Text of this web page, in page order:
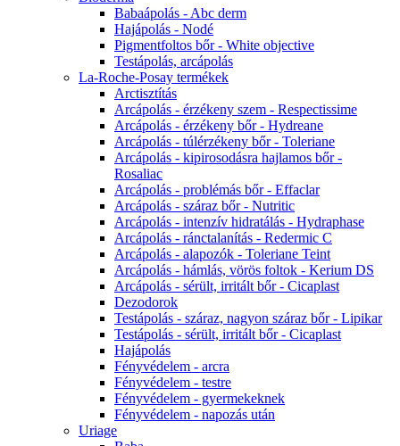
Babaápolás - Abc derm
Hajápolás - Nodé
Pigmentfoltos bőr - White objective
Testápolás, arcápolás
La-Roche-Posay termékek
Arctisztítás
Arcápolás - érzékeny szem - Respectissime
Arcápolás - érzékeny bőr - Hydreane
Arcápolás - túlérzékeny bőr - Toleriane
Arcápolás - kipirosodásra hajlamos bőr -
Rosaliac
Arcápolás - problémás bőr - Effaclar
Arcápolás - száraz bőr - Nutritic
Arcápolás - intenzív hidratálás - Hydraphase
Arcápolás - ránctalanítás - Redermic C
Arcápolás - alapozók - Toleriane Teint
Arcápolás - hámlás, vörös foltok - Kerium DS
Arcápolás - sérült, irritált bőr - Cicaplast
Dezodorok
Testápolás - száraz, nagyon száraz bőr - Lipikar
Testápolás - sérült, irritált bőr - Cicaplast
Hajápolás
Fényvédelem - arcra
Fényvédelem - testre
Fényvédelem - gyermekeknek
Fényvédelem - napozás után
Uriage